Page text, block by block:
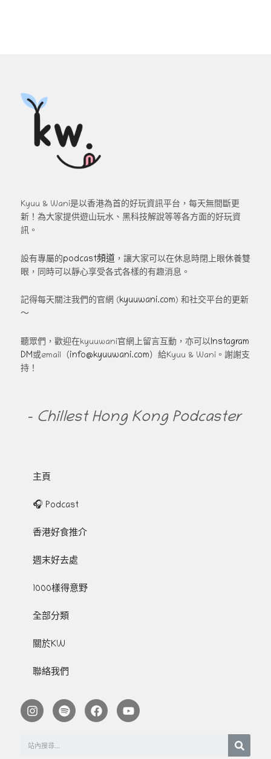
Kyuu & Wani是以香港為首的好玩資訊平台，每天無間斷更
新！為大家提供遊山玩水、黑科技解說等等各方面的好玩資
訊。
設有專屬的podcast頻道 ，讓大家可以在休息時閉上眼休養雙
眼，同時可以靜心享受各式各樣的有趣消息。
記得每天關注我們的官網 (kyuuwani.com) 和社交平台的更新
～
聽眾們，歡迎在kyuuwani官網上留言互動，亦可以Instagram
DM或email（info@kyuuwani.com）給Kyuu & Wani。謝謝支
持！
- Chillest Hong Kong Podcaster
主頁
🎧 Podcast
香港好食推介
週末好去處
1000樣得意野
全部分類
關於KW
聯絡我們